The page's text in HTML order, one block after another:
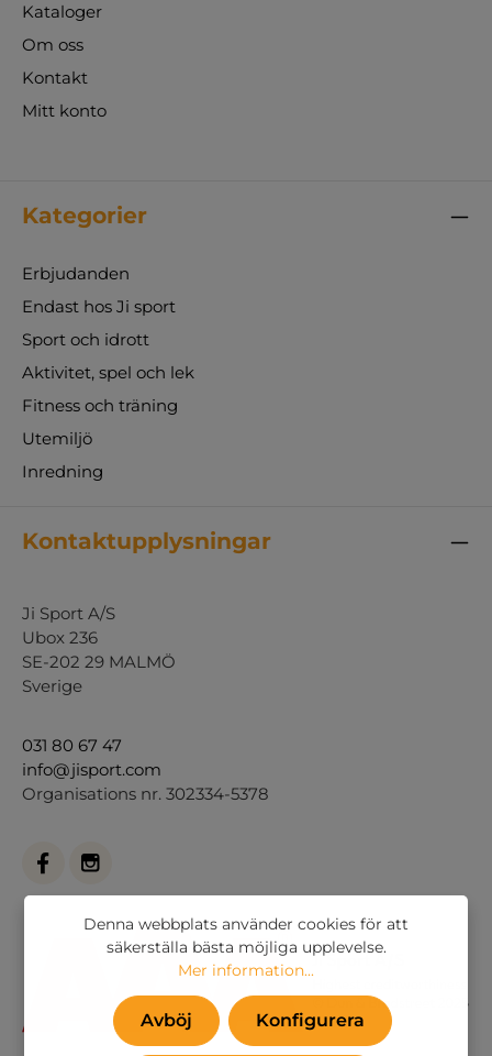
Kataloger
Om oss
Kontakt
Mitt konto
Kategorier
Erbjudanden
Endast hos Ji sport
Sport och idrott
Aktivitet, spel och lek
Fitness och träning
Utemiljö
Inredning
Kontaktupplysningar
Ji Sport A/S
Ubox 236
SE-202 29 MALMÖ
Sverige
031 80 67 47
info@jisport.com
Organisations nr. 302334-5378
Denna webbplats använder cookies för att
säkerställa bästa möjliga upplevelse.
Mer information...
Avböj Konfigurera